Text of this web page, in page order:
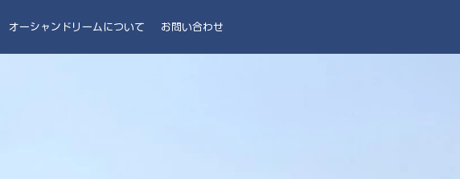
オーシャンドリームについて お問い合わせ